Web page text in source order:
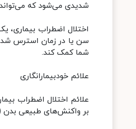
شدیدی می‌شود که
اختلال اضطراب
سن یا در زمان استرس شدت
شما کمک کند.
علائم خودبیمارانگاری
علائم اختلال اضطراب
بر واکنش‌های طبیعی بدن